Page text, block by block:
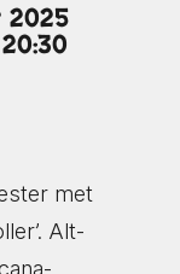
2025
met
Alt-